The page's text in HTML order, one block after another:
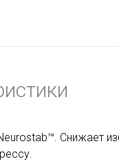
Снижает